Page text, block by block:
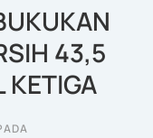
43,5
KETIGA